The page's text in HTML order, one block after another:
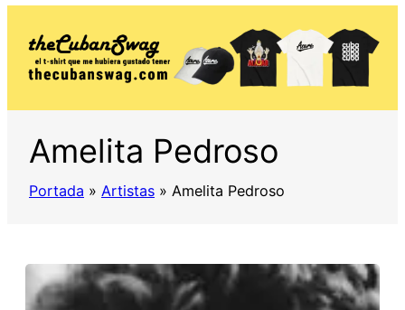
Amelita Pedroso
Portada » Artistas » Amelita Pedroso